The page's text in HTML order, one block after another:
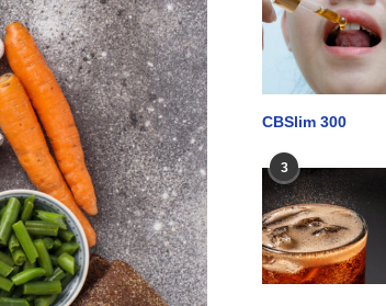
CBSlim 300
3